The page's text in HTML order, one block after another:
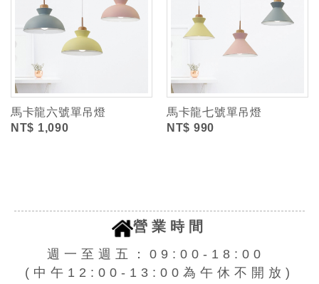
馬卡龍六號單吊燈
NT$ 1,090
馬卡龍七號單吊燈
NT$ 990
營業時間
週一至週五：09:00-18:00
(中午12:00-13:00為午休不開放)